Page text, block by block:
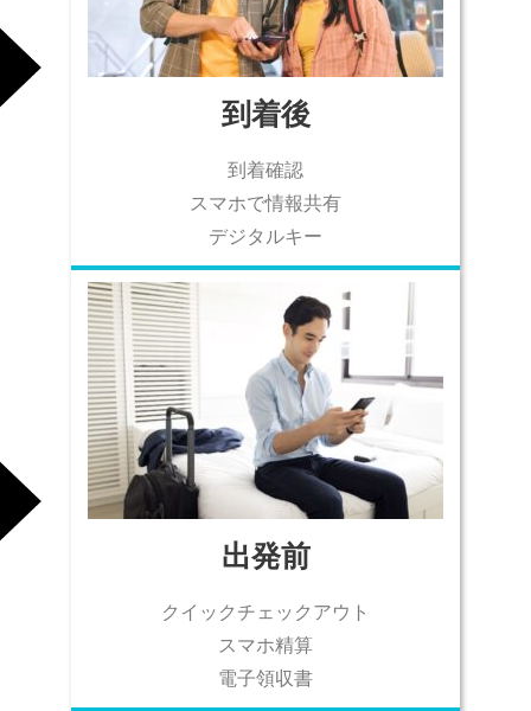
到着後​
到着確認​
スマホで情報共有​
デジタルキー​
出発前​
クイックチェックアウト​
スマホ精算​
電子領収書​